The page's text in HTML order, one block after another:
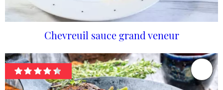
Chevreuil sauce grand veneur